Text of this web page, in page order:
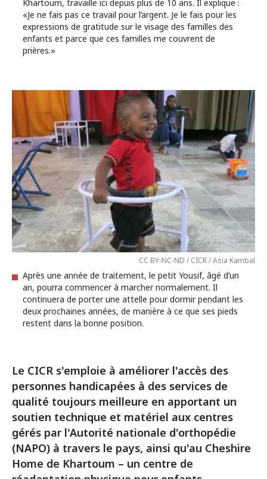
Khartoum, travaille ici depuis plus de 10 ans. Il explique :
«Je ne fais pas ce travail pour l’argent. Je le fais pour les
expressions de gratitude sur le visage des familles des
enfants et parce que ces familles me couvrent de
prières.»
CC BY-NC-ND / CICR / Asia Kambal
Après une année de traitement, le petit Yousif, âgé d’un
an, pourra commencer à marcher normalement. Il
continuera de porter une attelle pour dormir pendant les
deux prochaines années, de manière à ce que ses pieds
restent dans la bonne position.
Le CICR s'emploie à améliorer l'accès des
personnes handicapées à des services de
qualité toujours meilleure en apportant un
soutien technique et matériel aux centres
gérés par l'Autorité nationale d'orthopédie
(NAPO) à travers le pays, ainsi qu'au Cheshire
Home de Khartoum – un centre de